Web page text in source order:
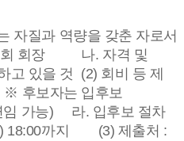
자질과 역량을 갖춘 자로서
협회 회장 나. 자격 및
있을 것 (2) 회비 등 제
※ 후보자는 입후보
연임 가능) 라. 입후보 절차
까지 (3) 제출처 :